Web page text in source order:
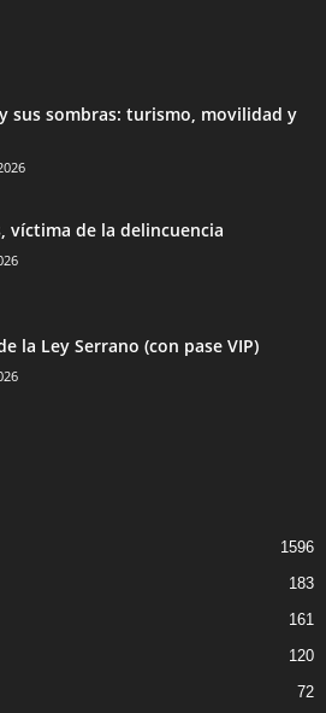
sus sombras: turismo, movilidad y
víctima de la delincuencia
la Ley Serrano (con pase VIP)
1596
183
161
120
72